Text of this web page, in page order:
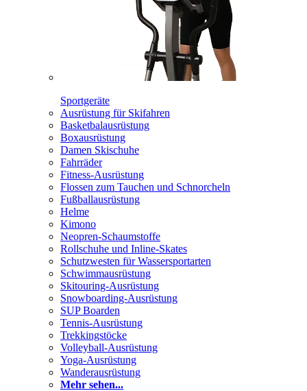
Sportgeräte
Ausrüstung für Skifahren
Basketbalausrüstung
Boxausrüstung
Damen Skischuhe
Fahrräder
Fitness-Ausrüstung
Flossen zum Tauchen und Schnorcheln
Fußballausrüstung
Helme
Kimono
Neopren-Schaumstoffe
Rollschuhe und Inline-Skates
Schutzwesten für Wassersportarten
Schwimmausrüstung
Skitouring-Ausrüstung
Snowboarding-Ausrüstung
SUP Boarden
Tennis-Ausrüstung
Trekkingstöcke
Volleyball-Ausrüstung
Yoga-Ausrüstung
Wanderausrüstung
Mehr sehen...